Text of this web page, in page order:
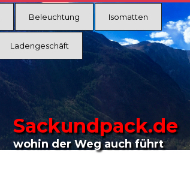
Beleuchtung Isomatten
Ladengeschäft
Sackundpack.de
wohin der Weg auch führt